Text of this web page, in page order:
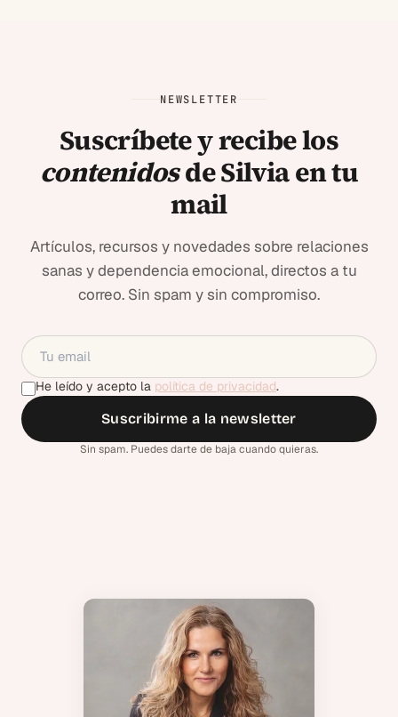
NEWSLETTER
Suscríbete y recibe los
contenidosde Silvia en tu
mail
Artículos, recursos y novedades sobre relaciones
sanas y dependencia emocional, directos a tu
correo. Sin spam y sin compromiso.
He leído y acepto la política de privacidad.
Suscribirme a la newsletter
Sin spam. Puedes darte de baja cuando quieras.